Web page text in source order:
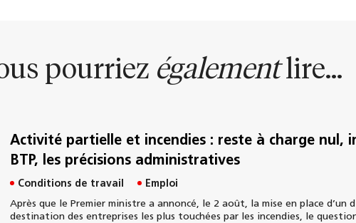
pourriez égalementlire...
Activité partielle et incendies : reste à charge nul,
BTP, les précisions administratives
Conditions de travail
Emploi
Après que le Premier ministre a annoncé, le 2 août, la mise en place
destination des entreprises les plus touchées par les incendies, le